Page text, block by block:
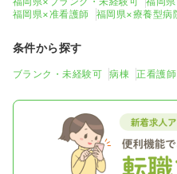
福岡県×准看護師
福岡県×療養型病
条件から探す
ブランク・未経験可 病棟 正看護師